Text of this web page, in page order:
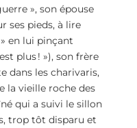
», son épouse
ses pieds, à lire
en lui pinçant
plus ! »), son frère
dans les charivaris,
la vieille roche des
qui a suivi le sillon
trop tôt disparu et